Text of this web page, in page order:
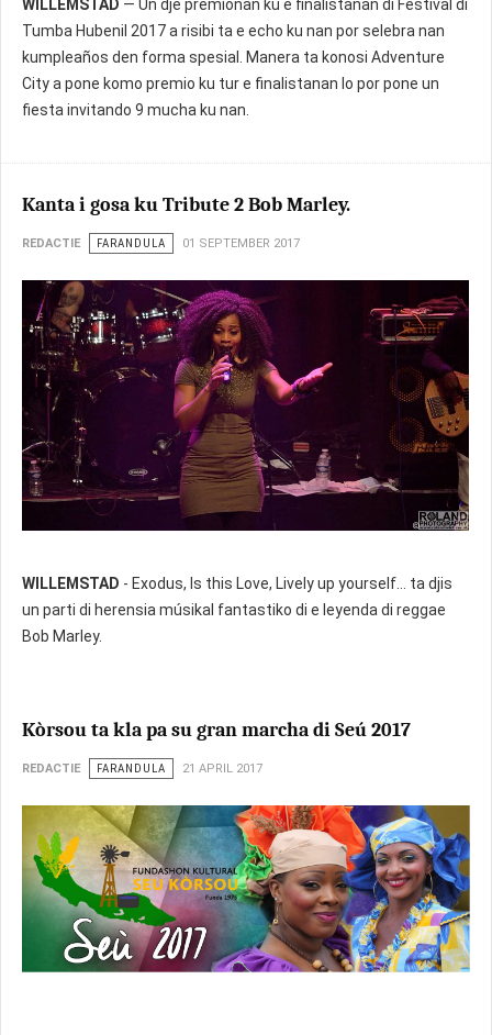
WILLEMSTAD — Un dje premionan ku e finalistanan di Festival di
Tumba Hubenil 2017 a risibi ta e echo ku nan por selebra nan
kumpleaños den forma spesial. Manera ta konosi Adventure
City a pone komo premio ku tur e finalistanan lo por pone un
fiesta invitando 9 mucha ku nan.
Kanta i gosa ku Tribute 2 Bob Marley.
REDACTIE FARANDULA 01 SEPTEMBER 2017
WILLEMSTAD - Exodus, Is this Love, Lively up yourself… ta djis
un parti di herensia músikal fantastiko di e leyenda di reggae
Bob Marley.
Kòrsou ta kla pa su gran marcha di Seú 2017
REDACTIE FARANDULA 21 APRIL 2017